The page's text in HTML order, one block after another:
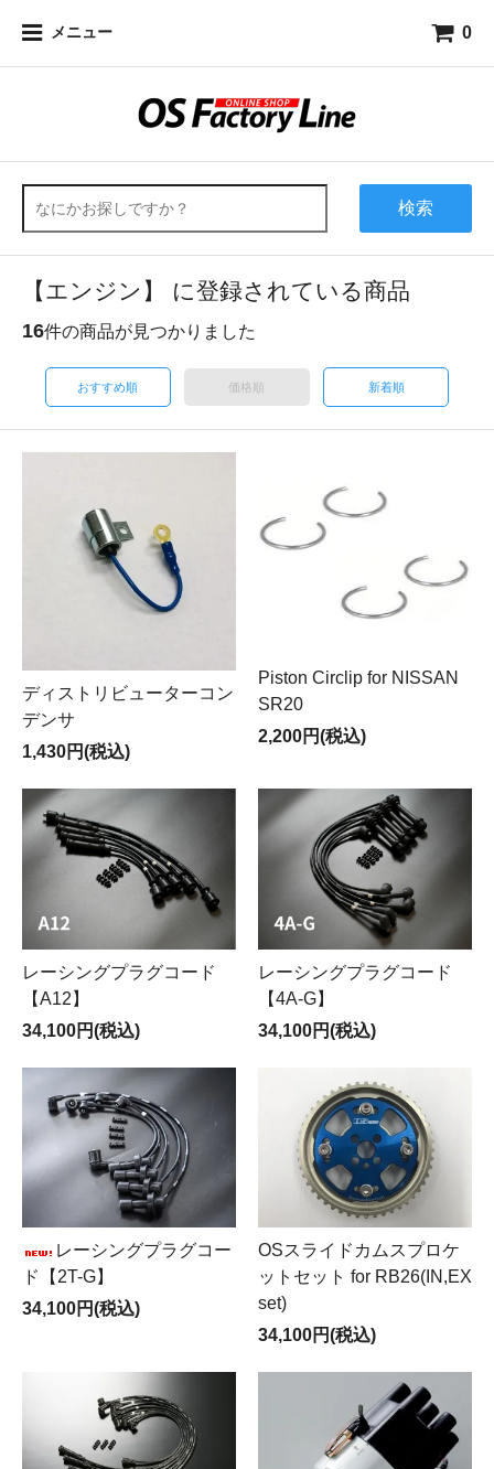
メニュー 0
検索
【エンジン】 に登録されている商品
16件の商品が見つかりました
おすすめ順 価格順 新着順
ディストリビューターコン
デンサ
1,430円(税込)
Piston Circlip for NISSAN
SR20
2,200円(税込)
レーシングプラグコード
【A12】
34,100円(税込)
レーシングプラグコード
【4A-G】
34,100円(税込)
レーシングプラグコー
ド【2T-G】
34,100円(税込)
OSスライドカムスプロケ
ットセット for RB26(IN,EX
set)
34,100円(税込)